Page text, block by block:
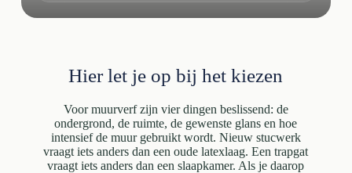
Hier let je op bij het kiezen
Voor muurverf zijn vier dingen beslissend: de
ondergrond, de ruimte, de gewenste glans en hoe
intensief de muur gebruikt wordt. Nieuw stucwerk
vraagt iets anders dan een oude latexlaag. Een trapgat
vraagt iets anders dan een slaapkamer. Als je daarop